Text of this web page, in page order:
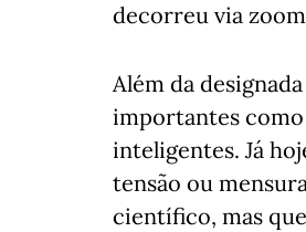
decorreu via
Além da
importantes como
inteligentes. Já
tensão ou
científico, mas